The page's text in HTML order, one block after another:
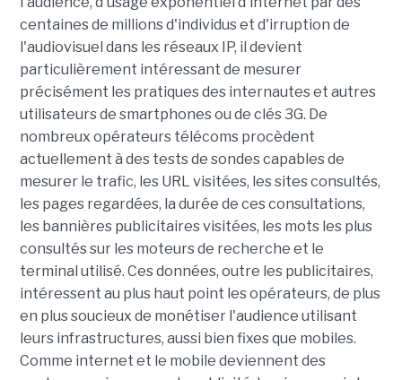
centaines de millions d'individus et d'irruption de
l'audiovisuel dans les réseaux IP, il devient
particulièrement intéressant de mesurer
précisément les pratiques des internautes et autres
utilisateurs de smartphones ou de clés 3G. De
nombreux opérateurs télécoms procèdent
actuellement à des tests de sondes capables de
mesurer le trafic, les URL visitées, les sites consultés,
les pages regardées, la durée de ces consultations,
les bannières publicitaires visitées, les mots les plus
consultés sur les moteurs de recherche et le
terminal utilisé. Ces données, outre les publicitaires,
intéressent au plus haut point les opérateurs, de plus
en plus soucieux de monétiser l'audience utilisant
leurs infrastructures, aussi bien fixes que mobiles.
Comme internet et le mobile deviennent des